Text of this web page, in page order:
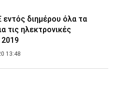
διημέρου όλα τα
τις ηλεκτρονικές
13:48